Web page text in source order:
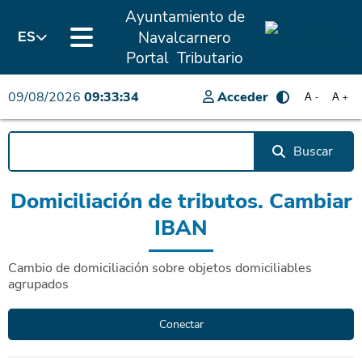
ES
Ayuntamiento de
Navalcarnero
Portal Tributario
09/08/2026 09:33:34 Acceder A +
A -
Buscar
Domiciliación de tributos. Cambiar
IBAN
Cambio de domiciliación sobre objetos domiciliables
agrupados